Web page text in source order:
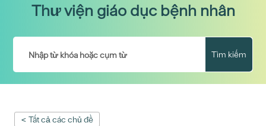
Thư viện giáo dục bệnh nhân
Tìm kiếm
< Tất cả các chủ đề